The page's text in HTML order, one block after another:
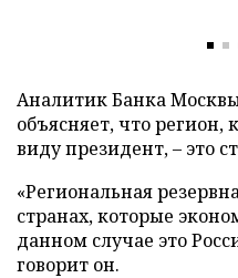
Аналитик Банка
объясняет, что регион,
виду президент, – это
«Региональная
странах, которые
данном случае это
говорит он.